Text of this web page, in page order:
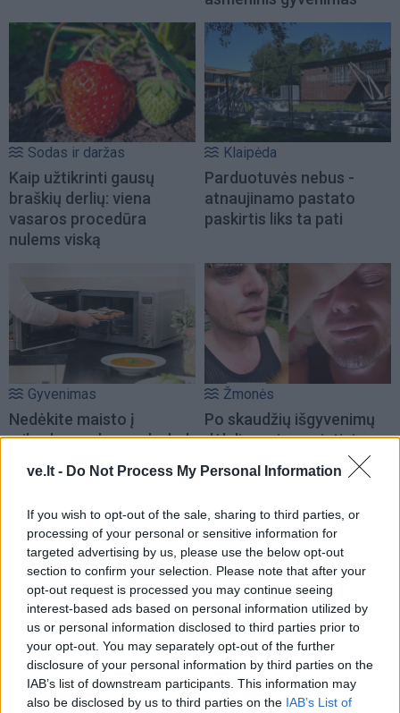
ve.lt - Do Not Process My Personal Information
If you wish to opt-out of the sale, sharing to third parties, or
processing of your personal or sensitive information for
targeted advertising by us, please use the below opt-out
section to confirm your selection. Please note that after your
opt-out request is processed you may continue seeing
interest-based ads based on personal information utilized by
us or personal information disclosed to third parties prior to
your opt-out. You may separately opt-out of the further
disclosure of your personal information by third parties on the
IAB’s list of downstream participants. This information may
also be disclosed by us to third parties on the IAB’s List of
Sodas ir daržas
Kaip užtikrinti gausų
braškių derlių: viena
vasaros procedūra
nulems viską
Klaipėda
Parduotuvės nebus -
atnaujinamo pastato
paskirtis liks ta pati
Gyvenimas
Nedėkite maisto į
mikrobangų krosnelę, kol
paprastas testas, apie
Žmonės
Po skaudžių išgyvenimų
dėl dingusio augintinio –
žinia iš Ruslano Kirilkino
(2)
Sportas
Jasikevičiaus vedami
Lietuvos vaikinai patiesė
Žmonės
Kristina Meseguer
pasidalijo vaizdeliu iš